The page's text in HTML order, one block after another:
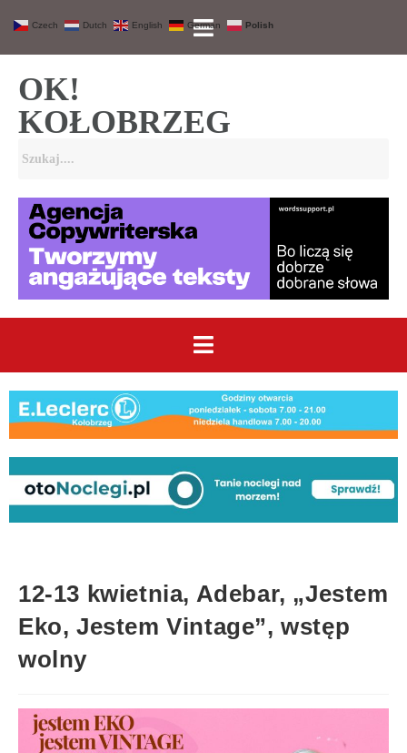
OK!
KOŁOBRZEG
12-13 kwietnia, Adebar, „Jestem
Eko, Jestem Vintage”, wstęp
wolny
Czech Dutch English German Polish